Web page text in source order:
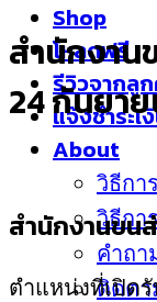
Shop
โหลดฟรี
รีวิวจากลู
แจ้งชำระเ
About
วิธีกา
วิธีกา
คำถา
ติดตา
สำนักงาน
24 กันยา
สำนักงานขน
ตำแหน่งที่เปิด